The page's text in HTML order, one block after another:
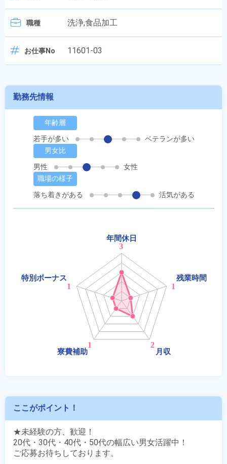
職種 洗浄,食品加工
お仕事No 11601-03
勤務先情報
年齢層
若手が多い
ベテランが多い
男女比
男性
女性
職場の様子
落ち着きがある
活気がある
ここがポイント！
★未経験の方、歓迎！
20代・30代・40代・50代の幅広い男女活躍中！
ご応募お待ちしております。